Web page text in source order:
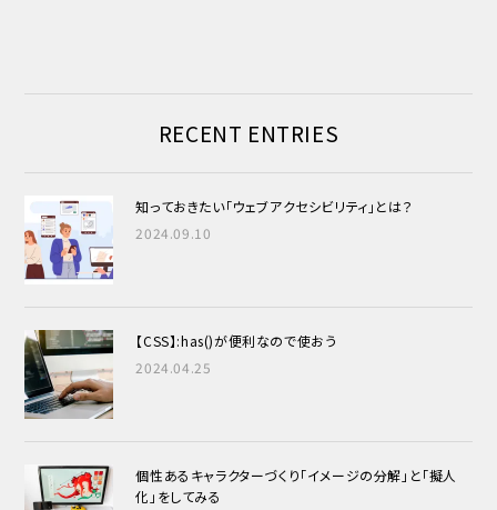
RECENT ENTRIES
知っておきたい「ウェブアクセシビリティ」とは？
2024.09.10
【CSS】:has()が便利なので使おう
2024.04.25
個性あるキャラクターづくり「イメージの分解」と「擬人
化」をしてみる